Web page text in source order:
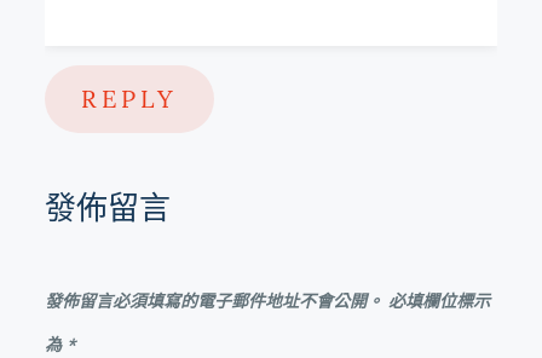
REPLY
發佈留言
發佈留言必須填寫的電子郵件地址不會公開。 必填欄位標示
為 *